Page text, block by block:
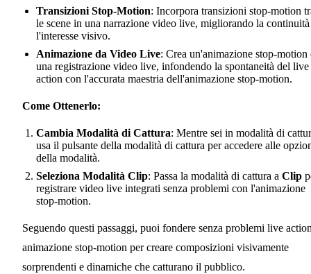
Transizioni Stop-Motion: Incorpora transizioni stop-motion
le scene in una narrazione video live, migliorando la continuità
l'interesse visivo.
Animazione da Video Live: Crea un'animazione stop-motion
una registrazione video live, infondendo la spontaneità del live
action con l'accurata maestria dell'animazione stop-motion.
Come Ottenerlo:
Cambia Modalità di Cattura: Mentre sei in modalità di
usa il pulsante della modalità di cattura per accedere alle
della modalità.
Seleziona Modalità Clip: Passa la modalità di cattura a Clip
registrare video live integrati senza problemi con l'animazione
stop-motion.
Seguendo questi passaggi, puoi fondere senza problemi live
animazione stop-motion per creare composizioni visivamente
sorprendenti e dinamiche che catturano il pubblico.